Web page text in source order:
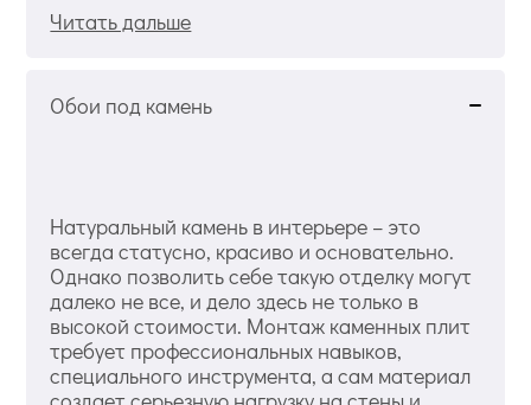
Читать дальше
Обои под камень
Натуральный камень в интерьере – это
всегда статусно, красиво и основательно.
Однако позволить себе такую отделку могут
далеко не все, и дело здесь не только в
высокой стоимости. Монтаж каменных плит
требует профессиональных навыков,
специального инструмента, а сам материал